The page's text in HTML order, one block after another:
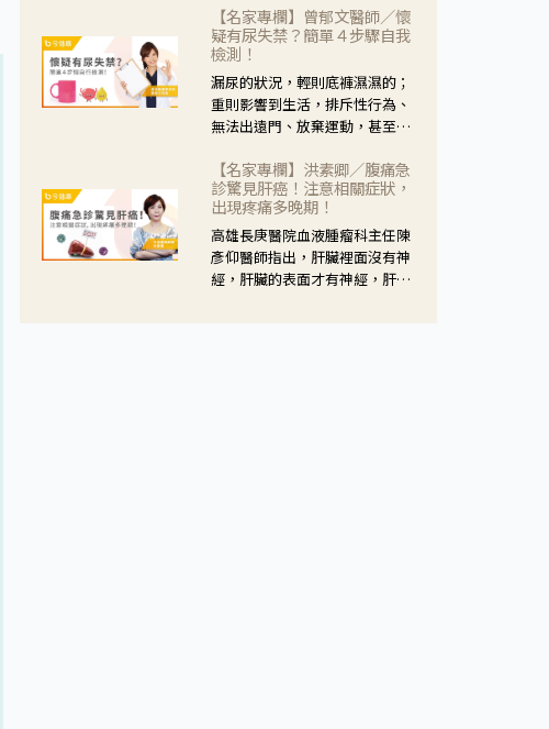
了，這時候就要使用菊花、金銀
花來治療；假如單純的眼睛乾
澀，結膜沒有紅，眼睛周圍沒有
眼屎，這種情況是屬於「陰
虛」，就可以使用枸杞、蓮藕、
麥門冬、山藥等比較滋潤的藥
特別注意用法用量，使用過多或
是浸泡太久，容易腐蝕蔬菜的纖
維，讓菜軟掉不清脆。
【名家專欄】曾郁文醫師／懷
疑有尿失禁？簡單４步驟自我
檢測！
漏尿的狀況，輕則底褲濕濕的；
重則影響到生活，排斥性行為、
無法出遠門、放棄運動，甚至怕
禁」的症狀，長期下來不敢與朋
友往來，低潮陰霾造成憂鬱症。
【名家專欄】洪素卿／腹痛急
診驚見肝癌！注意相關症狀，
出現疼痛多晚期！
高雄長庚醫院血液腫瘤科主任陳
彥仰醫師指出，肝臟裡面沒有神
經，肝臟的表面才有神經，肝臟